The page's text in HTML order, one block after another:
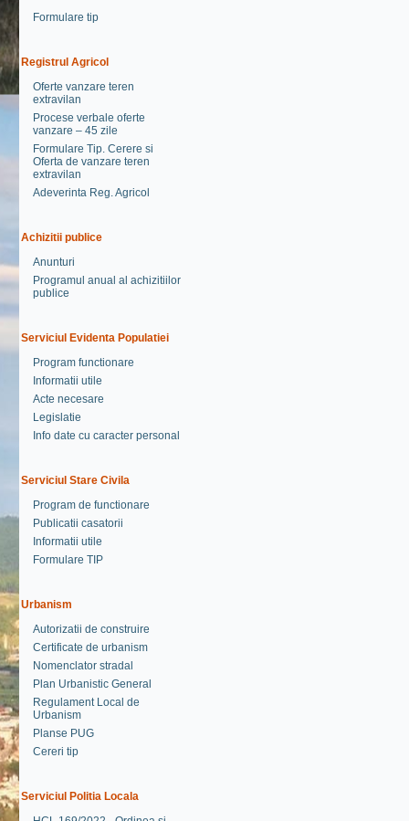
Formulare tip
Registrul Agricol
Oferte vanzare teren
extravilan
Procese verbale oferte
vanzare – 45 zile
Formulare Tip. Cerere si
Oferta de vanzare teren
extravilan
Adeverinta Reg. Agricol
Achizitii publice
Anunturi
Programul anual al achizitiilor
publice
Serviciul Evidenta Populatiei
Program functionare
Informatii utile
Acte necesare
Legislatie
Info date cu caracter personal
Serviciul Stare Civila
Program de functionare
Publicatii casatorii
Informatii utile
Formulare TIP
Urbanism
Autorizatii de construire
Certificate de urbanism
Nomenclator stradal
Plan Urbanistic General
Regulament Local de
Urbanism
Planse PUG
Cereri tip
Serviciul Politia Locala